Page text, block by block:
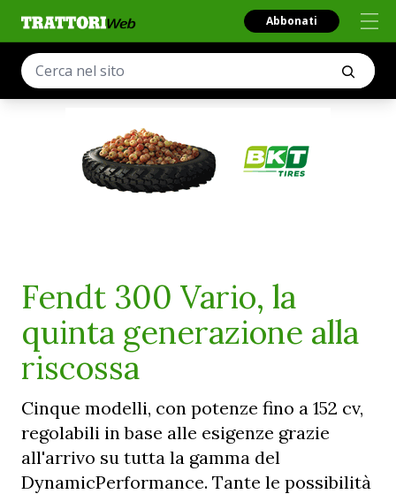
Abbonati
Fendt 300 Vario, la
quinta generazione alla
riscossa
Cinque modelli, con potenze fino a 152 cv,
regolabili in base alle esigenze grazie
all'arrivo su tutta la gamma del
DynamicPerformance. Tante le possibilità